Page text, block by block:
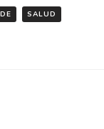
SALUD